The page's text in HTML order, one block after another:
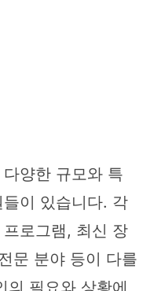
양한 규모와 특
이 있습니다. 각
로그램, 최신 장
문 분야 등이 다를
의 필요와 상황에